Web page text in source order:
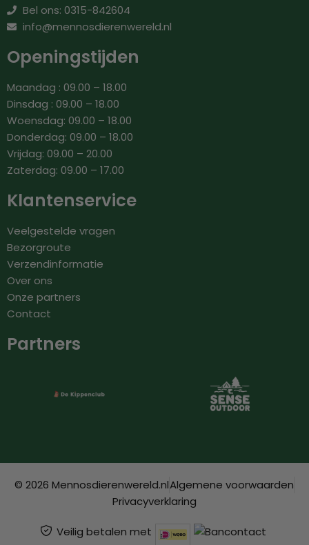
Bel ons: 0315-842604
info@mennosdierenwereld.nl
Openingstijden
Maandag : 09.00 – 18.00
Dinsdag : 09.00 – 18.00
Woensdag: 09.00 – 18.00
Donderdag: 09.00 – 18.00
Vrijdag: 09.00 – 20.00
Zaterdag: 09.00 – 17.00
Klantenservice
Veelgestelde vragen
Bezorgroute
Verzendinformatie
Over ons
Onze partners
Contact
Partners
© 2026 Mennosdierenwereld.nlAlgemene voorwaarden
Privacyverklaring
Veilig betalen met